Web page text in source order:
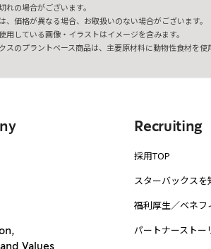
れの場合がございます。
、価格が異なる場合、お取扱いのない場合がございます。
用している画像・イラストはイメージを含みます。
スのプラントベース商品は、主要原材料に動物性食材を使
Values
Recruiting
採用TOP
スターバックスを
福利厚生／ベネフ
パートナーストー